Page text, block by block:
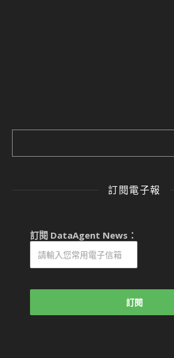
訂閱電子報
訂閱 DataAgent News：